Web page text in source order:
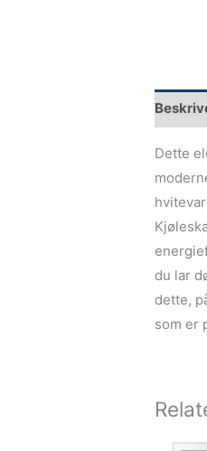
Dette
du lar
dette,
som er